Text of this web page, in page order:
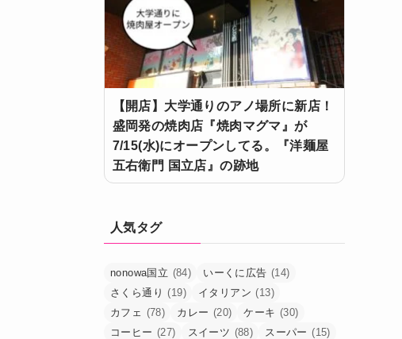
【開店】大学通りのアノ場所に新店！
盛岡発の焼肉店『焼肉マグマ』が
7/15(水)にオープンしてる。『洋麺屋
五右衛門 国立店』の跡地
人気タグ
nonowa国立 (84) いーくに広告 (14)
さくら通り (19) イタリアン (13)
カフェ (78) カレー (20) ケーキ (30)
コーヒー (27) スイーツ (88) スーパー (15)